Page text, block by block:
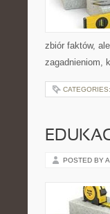
zbiór faktów,
zagadnieniom,
CATEGORIES:
POSTED BY